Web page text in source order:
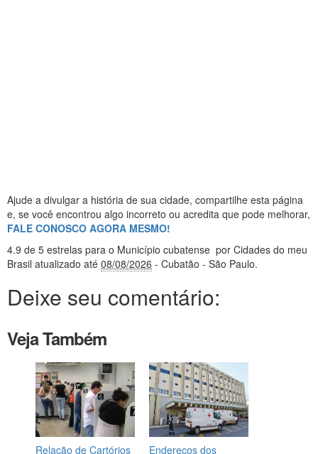
Ajude a divulgar a história de sua cidade, compartilhe esta página
e, se você encontrou algo incorreto ou acredita que pode melhorar,
FALE CONOSCO AGORA MESMO!
4.9 de 5 estrelas para o Município cubatense por Cidades do meu
Brasil atualizado até 08/08/2026 - Cubatão - São Paulo.
Deixe seu comentário:
Veja Também
Relação de Cartórios Endereços dos